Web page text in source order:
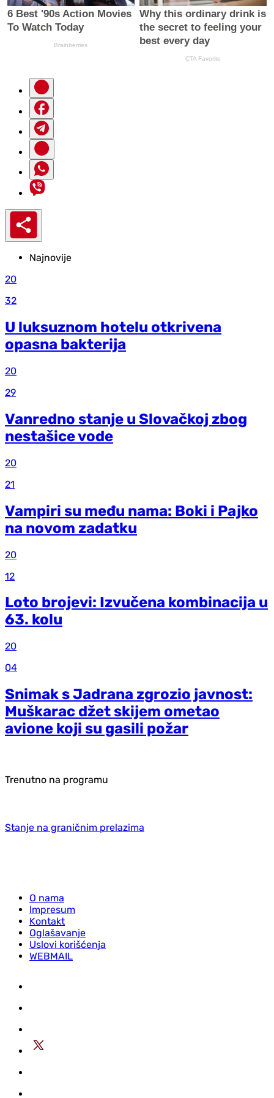
Najnovije
20
32
U luksuznom hotelu otkrivena
opasna bakterija
20
29
Vanredno stanje u Slovačkoj zbog
nestašice vode
20
21
Vampiri su među nama: Boki i Pajko
na novom zadatku
20
12
Loto brojevi: Izvučena kombinacija u
63. kolu
20
04
Snimak s Jadrana zgrozio javnost:
Muškarac džet skijem ometao
avione koji su gasili požar
Trenutno na programu
Stanje na graničnim prelazima
O nama
Impresum
Kontakt
Oglašavanje
Uslovi korišćenja
WEBMAIL